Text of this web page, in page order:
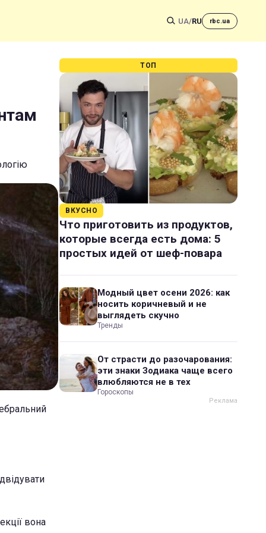
UA/RU rbc.ua
вона
ТОП
ВКУСНО
Что приготовить из продуктов,
которые всегда есть дома: 5
простых идей от шеф-повара
Модный цвет осени 2026: как
носить коричневый и не
выглядеть скучно
Тренды
От страсти до разочарования:
эти знаки Зодиака чаще всего
влюбляются не в тех
Гороскопы